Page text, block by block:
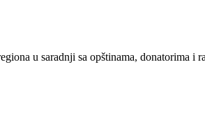
u saradnji sa opštinama, donatorima i